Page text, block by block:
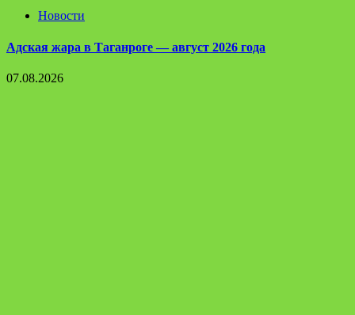
Новости
Адская жара в Таганроге — август 2026 года
07.08.2026